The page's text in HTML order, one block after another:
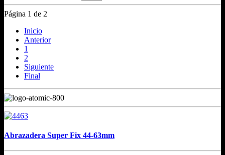
Página 1 de 2
Inicio
Anterior
1
2
Siguiente
Final
Abrazadera Super Fix 44-63mm